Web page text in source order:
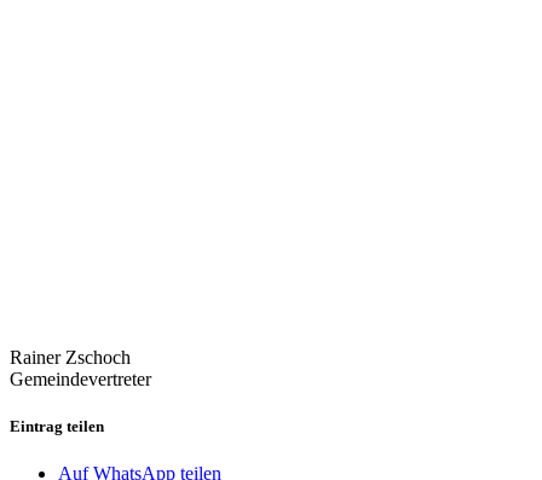
Rainer Zschoch
Gemeindevertreter
Eintrag teilen
Auf WhatsApp teilen